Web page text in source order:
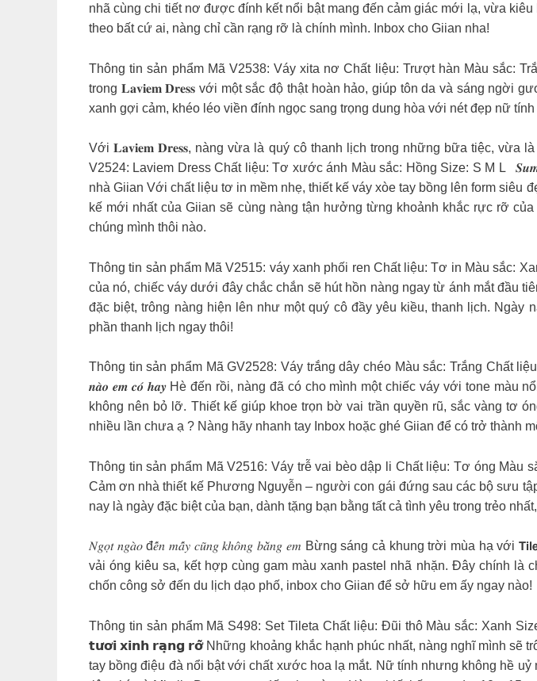
nhã cùng chi tiết nơ được đính kết nổi bật mang đến cảm giác mới lạ, vừa
theo bất cứ ai, nàng chỉ cần rạng rỡ là chính mình. Inbox cho Giian nha!
Thông tin sản phẩm Mã V2538: Váy xita nơ Chất liệu: Trượt hàn Màu sắc:
trong 𝐋𝐚𝐯𝐢𝐞𝐦 𝐃𝐫𝐞𝐬𝐬 với một sắc độ thật hoàn hảo, giúp tôn da và sáng ngời
xanh gợi cảm, khéo léo viền đính ngọc sang trọng dung hòa với nét đẹp nữ
Với 𝐋𝐚𝐯𝐢𝐞𝐦 𝐃𝐫𝐞𝐬𝐬, nàng vừa là quý cô thanh lịch trong những bữa tiệc,
V2524: Laviem Dress Chất liệu: Tơ xước ánh Màu sắc: Hồng Size: S M L
nhà Giian Với chất liệu tơ in mềm nhẹ, thiết kế váy xòe tay bồng lên form
kế mới nhất của Giian sẽ cùng nàng tận hưởng từng khoảnh khắc rực rỡ
chúng mình thôi nào.
Thông tin sản phẩm Mã V2515: váy xanh phối ren Chất liệu: Tơ in Màu sắc:
của nó, chiếc váy dưới đây chắc chắn sẽ hút hồn nàng ngay từ ánh mắt đầu
đặc biệt, trông nàng hiện lên như một quý cô đầy yêu kiều, thanh lịch.
phần thanh lịch ngay thôi!
Thông tin sản phẩm Mã GV2528: Váy trắng dây chéo Màu sắc: Trắng Chất
𝒏𝒂̀𝒐 𝒆𝒎 𝒄𝒐́ 𝒉𝒂𝒚 Hè đến rồi, nàng đã có cho mình một chiếc váy với tone màu
không nên bỏ lỡ. Thiết kế giúp khoe trọn bờ vai trần quyền rũ, sắc vàng tơ
nhiều lần chưa ạ ? Nàng hãy nhanh tay Inbox hoặc ghé Giian để có trở thành
Thông tin sản phẩm Mã V2516: Váy trễ vai bèo dập li Chất liệu: Tơ óng Màu
Cảm ơn nhà thiết kế Phương Nguyễn – người con gái đứng sau các bộ sưu
nay là ngày đặc biệt của bạn, dành tặng bạn bằng tất cả tình yêu trong trẻo
𝑁𝑔𝑜̣𝑡 𝑛𝑔𝑎̀𝑜 đ𝑒̂́𝑛 𝑚𝑎̂́𝑦 𝑐𝑢̃𝑛𝑔 𝑘ℎ𝑜̂𝑛𝑔 𝑏𝑎̆̀𝑛𝑔 𝑒𝑚 Bừng sáng cả khung trời mùa hạ với
vải óng kiêu sa, kết hợp cùng gam màu xanh pastel nhã nhặn. Đây chính
chốn công sở đến du lịch dạo phố, inbox cho Giian để sở hữu em ấy ngay nào!
Thông tin sản phẩm Mã S498: Set Tileta Chất liệu: Đũi thô Màu sắc: Xanh
𝘁𝘂̛𝗼̛𝗶 𝘅𝗶𝗻𝗵 𝗿𝗮̣𝗻𝗴 𝗿𝗼̛̃ Những khoảng khắc hạnh phúc nhất, nàng nghĩ mình sẽ
tay bồng điệu đà nổi bật với chất xước hoa lạ mắt. Nữ tính nhưng không hề